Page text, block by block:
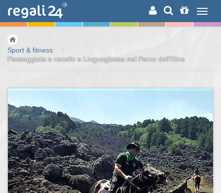
RICERCA
Sport & fitness
/
Passeggiata a cavallo a Linguaglossa nel Parco dell'Etna